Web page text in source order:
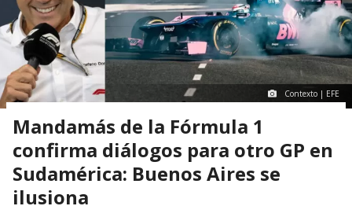
Contexto | EFE
Mandamás de la Fórmula 1
confirma diálogos para otro GP en
Sudamérica: Buenos Aires se
ilusiona